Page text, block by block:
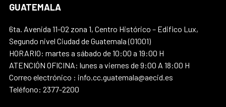
GUATEMALA
6ta. Avenida 11-02 zona 1, Centro Histórico – Edifico Lux,
Segundo nivel Ciudad de Guatemala (01001)
HORARIO: martes a sábado de 10:00 a 19:00 H
ATENCIÓN OFICINA: lunes a viernes de 9:00 A 18:00 H
Correo electrónico : info.cc.guatemala@aecid.es
Teléfono: 2377-2200